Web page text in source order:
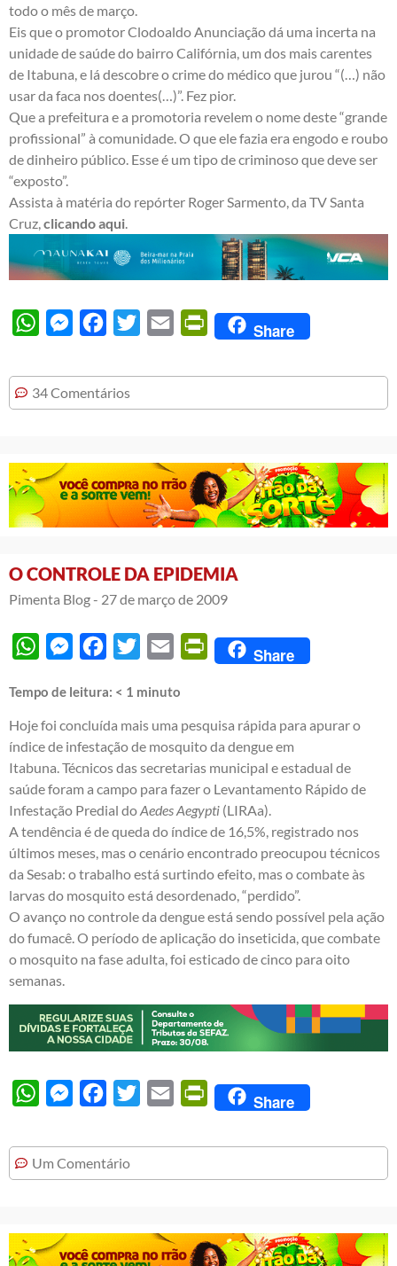
todo o mês de março.
Eis que o promotor Clodoaldo Anunciação dá uma incerta na
unidade de saúde do bairro Califórnia, um dos mais carentes
de Itabuna, e lá descobre o crime do médico que jurou “(…) não
usar da faca nos doentes(…)”. Fez pior.
Que a prefeitura e a promotoria revelem o nome deste “grande
profissional” à comunidade. O que ele fazia era engodo e roubo
de dinheiro público. Esse é um tipo de criminoso que deve ser
“exposto”.
Assista à matéria do repórter Roger Sarmento, da TV Santa
Cruz, clicando aqui
WhatsAppMessengerFacebook
Twitter Email PrintFriendly
Share
34 Comentários
O CONTROLE DA EPIDEMIA
Pimenta Blog - 27 de março de 2009
WhatsAppMessengerFacebook
Twitter Email PrintFriendly
Share
Tempo de leitura: < 1 minuto
Hoje foi concluída mais uma pesquisa rápida para apurar o
índice de infestação de mosquito da dengue em
Itabuna. Técnicos das secretarias municipal e estadual de
saúde foram a campo para fazer o Levantamento Rápido de
Infestação Predial doAedes Aegypti (LIRAa).
A tendência é de queda do índice de 16,5%, registrado nos
últimos meses, mas o cenário encontrado preocupou técnicos
da Sesab: o trabalho está surtindo efeito, mas o combate às
larvas do mosquito está desordenado, “perdido”.
O avanço no controle da dengue está sendo possível pela ação
do fumacê. O período de aplicação do inseticida, que combate
o mosquito na fase adulta, foi esticado de cinco para oito
semanas.
WhatsAppMessengerFacebook
Twitter Email PrintFriendly
Share
Um Comentário